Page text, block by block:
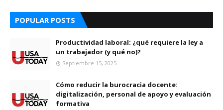
POPULAR POSTS
Productividad laboral: ¿qué requiere la ley a
un trabajador (y qué no)?
Septiembre 15, 2025
Cómo reducir la burocracia docente:
digitalización, personal de apoyo y evaluación
formativa